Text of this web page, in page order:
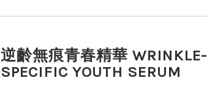
逆齡無痕青春精華 WRINKLE-
SPECIFIC YOUTH SERUM